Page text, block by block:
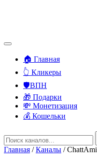
🏠 Главная
👆 Кликеры
🛡️ВПН
🎁 Подарки
💸 Монетизация
💰 Кошельки
Главная / Каналы / ChattAmi